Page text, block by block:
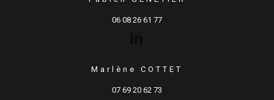
06 08 26 61 77
Marlène COTTET
07 69 20 62 73